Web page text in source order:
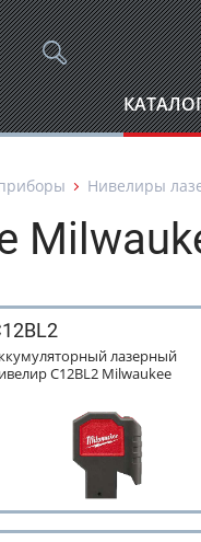
Нивелиры
лазерный
C12BL2 Milwaukee